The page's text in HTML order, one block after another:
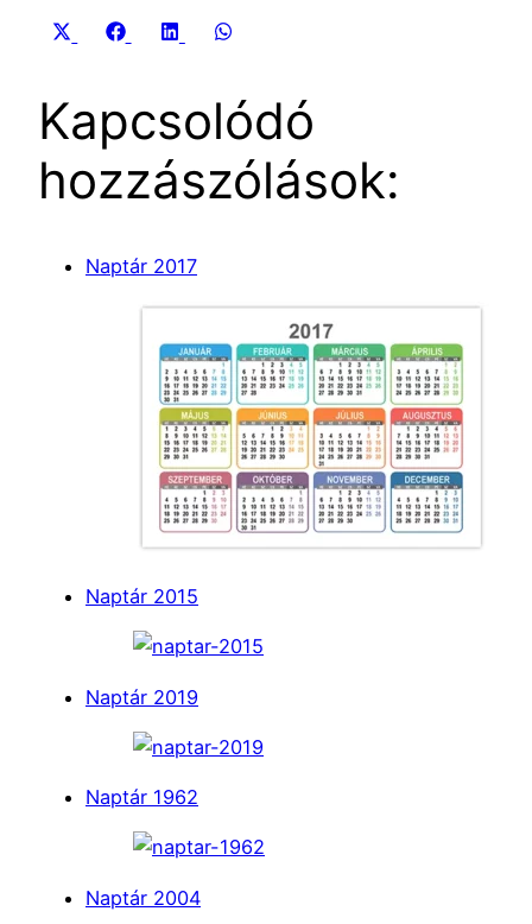
Share
Share
Facebook
Share
LinkedIn
Kapcsolódó
hozzászólások:
Naptár 2017
Naptár 2015
Naptár 2019
Naptár 1962
Naptár 2004